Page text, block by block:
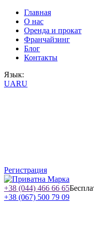
Главная
О нас
Оренда и прокат
Франчайзинг
Блог
Контакты
Язык:
UARU
Регистрация
+38 (044) 466 66 65
+38 (067) 500 79 09